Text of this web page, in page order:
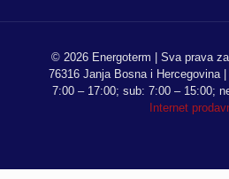
© 2026 Energoterm | Sva prava
76316 Janja Bosna i Hercegovina
7:00 – 17:00; sub: 7:00 – 15:00;
Internet